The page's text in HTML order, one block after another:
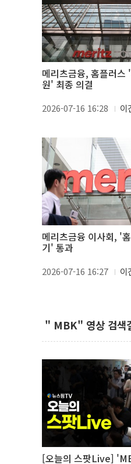
메리츠금융, 홈플러스
원' 최종 의결
2026-07-16 16:28 이
메리츠금융 이사회, '
기' 통과
2026-07-16 16:27 이
" MBK" 영상 검색
[오늘의 스팟Live]